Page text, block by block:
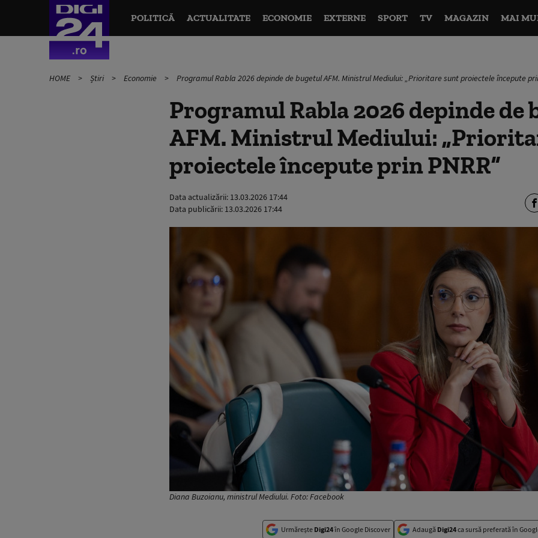
POLITICĂ ACTUALITATE ECONOMIE EXTERNE SPORT TV MAGAZIN MAI
HOME Știri Economie Programul Rabla 2026 depinde de bugetul AFM. Ministrul Mediului: „Prioritare sunt proiectele începute
Programul Rabla 2026 depinde de
AFM. Ministrul Mediului:
proiectele începute prin PNRR”
Data actualizării: 13.03.2026 17:44
Data publicării: 13.03.2026 17:44
Diana Buzoianu, ministrul Mediului. Foto: Facebook
Urmărește Digi24în Google Discover Adaugă Digi24ca sursă preferată în